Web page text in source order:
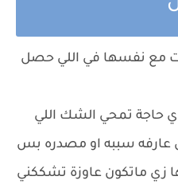
مع نفسها في اللي حصل
حاجة تمحي الشك اللي
عارفه سببه او مصدره بس
زي ماتكون عاوزة تشككني